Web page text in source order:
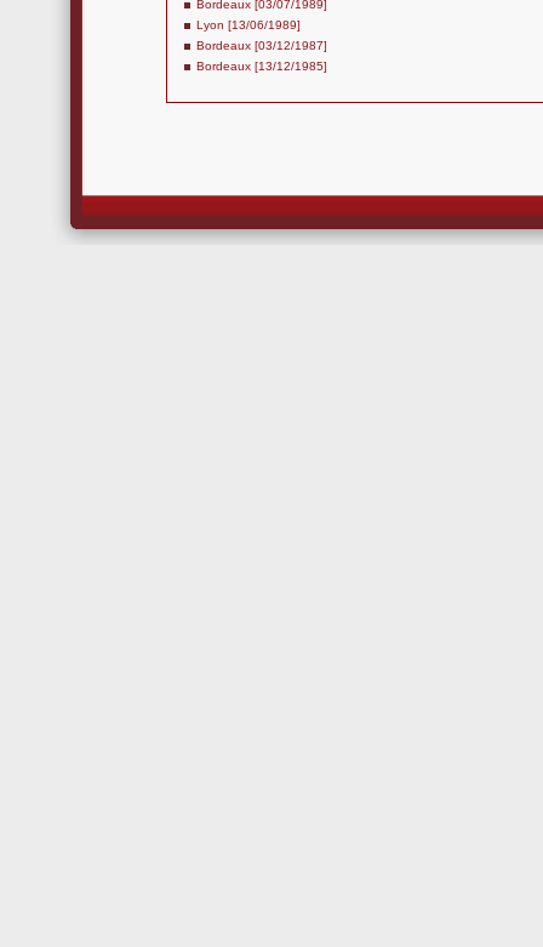
Bordeaux [03/07/1989]
Lyon [13/06/1989]
Bordeaux [03/12/1987]
Bordeaux [13/12/1985]